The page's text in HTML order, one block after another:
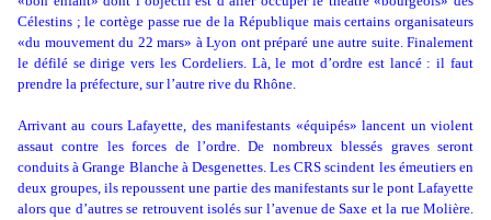
Célestins ; le cortège passe rue de la République mais certains organisateurs
«du mouvement du 22 mars» à Lyon ont préparé une autre suite. Finalement
le défilé se dirige vers les Cordeliers. Là, le mot d’ordre est lancé : il faut
prendre la préfecture, sur l’autre rive du Rhône.
Arrivant au cours Lafayette, des manifestants «équipés» lancent un violent
assaut contre les forces de l’ordre. De nombreux blessés graves seront
conduits à Grange Blanche à Desgenettes. Les CRS scindent les émeutiers en
deux groupes, ils repoussent une partie des manifestants sur le pont Lafayette
alors que d’autres se retrouvent isolés sur l’avenue de Saxe et la rue Molière.